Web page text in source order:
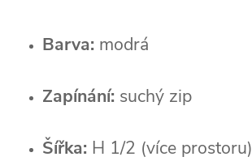
Barva: modrá
Zapínání: suchý zip
Šířka: H 1/2 (více prostoru)